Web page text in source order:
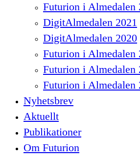
Futurion i Almedalen
DigitAlmedalen 2021
DigitAlmedalen 2020
Futurion i Almedalen
Futurion i Almedalen
Futurion i Almedalen
Nyhetsbrev
Aktuellt
Publikationer
Om Futurion